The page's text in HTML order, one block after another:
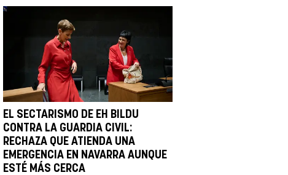
EL SECTARISMO DE EH BILDU
CONTRA LA GUARDIA CIVIL:
RECHAZA QUE ATIENDA UNA
EMERGENCIA EN NAVARRA AUNQUE
ESTÉ MÁS CERCA